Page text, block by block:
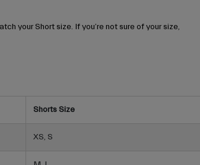
your Short size. If you’re not sure of your size,
Shorts Size
XS, S